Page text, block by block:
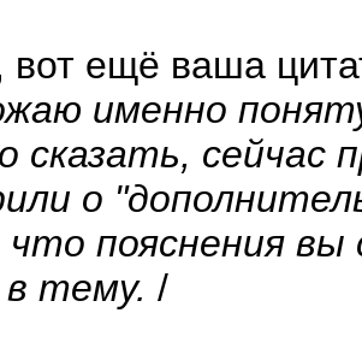
вот ещё ваша
именно
сказать, сейчас
о
пояснения вы
тему. /